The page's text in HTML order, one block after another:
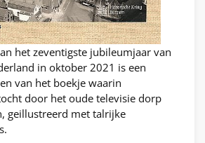
het zeventigste jubileumjaar van
in oktober 2021 is een
van het boekje waarin
door het oude televisie dorp
geillustreerd met talrijke